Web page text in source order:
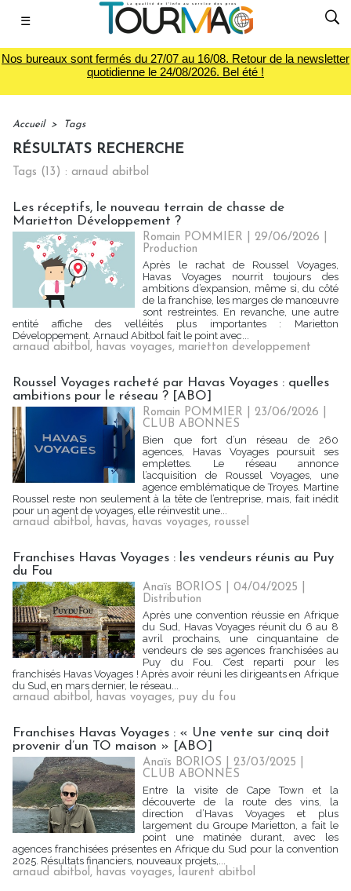
☰
Nos bureaux sont fermés du 27/07 au 16/08. Retour de la newsletter
quotidienne le 24/08/2026. Bel été !
Accueil > Tags
RÉSULTATS RECHERCHE
Tags (13) : arnaud abitbol
Les réceptifs, le nouveau terrain de chasse de
Marietton Développement ?
Romain POMMIER | 29/06/2026
Production
Après le rachat de Roussel Voyages,
Havas Voyages nourrit toujours des
ambitions d’expansion, même si, du côté
de la franchise, les marges de manœuvre
sont restreintes. En revanche, une autre
entité affiche des velléités plus importantes : Marietton
Développement. Arnaud Abitbol fait le point avec...
arnaud abitbol, havas voyages, marietton developpement
Roussel Voyages racheté par Havas Voyages : quelles
ambitions pour le réseau ? [ABO]
Romain POMMIER | 23/06/2026
CLUB ABONNES
Bien que fort d’un réseau de 260
agences, Havas Voyages poursuit ses
emplettes. Le réseau annonce
l’acquisition de Roussel Voyages, une
agence emblématique de Troyes. Martine
Roussel reste non seulement à la tête de l’entreprise, mais, fait inédit
pour un agent de voyages, elle réinvestit une...
arnaud abitbol, havas, havas voyages, roussel
Franchises Havas Voyages : les vendeurs réunis au Puy
du Fou
Anaïs BORIOS | 04/04/2025
Distribution
Après une convention réussie en Afrique
du Sud, Havas Voyages réunit du 6 au 8
avril prochains, une cinquantaine de
vendeurs de ses agences franchisées au
Puy du Fou. C’est reparti pour les
franchisés Havas Voyages ! Après avoir réuni les dirigeants en Afrique
du Sud, en mars dernier, le réseau...
arnaud abitbol, havas voyages, puy du fou
Franchises Havas Voyages : « Une vente sur cinq doit
provenir d’un TO maison » [ABO]
Anaïs BORIOS | 23/03/2025
CLUB ABONNES
Entre la visite de Cape Town et la
découverte de la route des vins, la
direction d’Havas Voyages et plus
largement du Groupe Marietton, a fait le
point une matinée durant, avec les
agences franchisées présentes en Afrique du Sud pour la convention
2025. Résultats financiers, nouveaux projets,...
arnaud abitbol, havas voyages, laurent abitbol